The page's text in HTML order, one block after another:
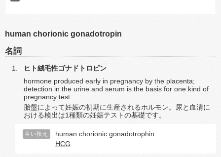
human chorionic gonadotropin
名詞
ヒト絨毛性ゴナドトロピン
hormone produced early in pregnancy by the placenta;
detection in the urine and serum is the basis for one kind of
pregnancy test.
胎盤によって妊娠の初期に生産されるホルモン。尿と血清に
おける検出は1種類の妊娠テストの基礎です。
言い換え
human chorionic gonadotrophin
HCG